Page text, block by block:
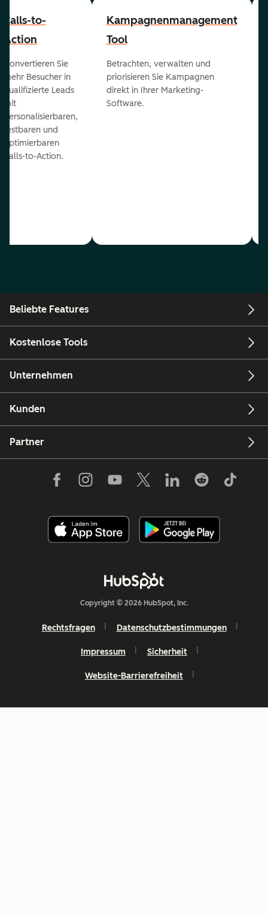
Calls-to-
Action
Konvertieren Sie
mehr Besucher in
qualifizierte Leads
mit
personalisierbaren,
testbaren und
optimierbaren
Calls-to-Action.
Kampagnenmanagement
Tool
Betrachten, verwalten und
priorisieren Sie Kampagnen
direkt in Ihrer Marketing-
Software.
Beliebte Features
Kostenlose Tools
Unternehmen
Kunden
Partner
Copyright © 2026 HubSpot, Inc.
Rechtsfragen Datenschutzbestimmungen
Impressum Sicherheit
Website-Barrierefreiheit